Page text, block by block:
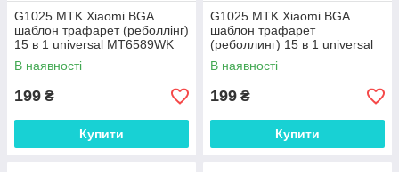
G1025 MTK Xiaomi BGA
шаблон трафарет (реболлінг)
15 в 1 universal MT6589WK
MT6517A MT6577A (PRC)
PM8921 MT632
В наявності
199 ₴
Купити
G1025 MTK Xiaomi BGA
шаблон трафарет
(реболлинг) 15 в 1 universal
MT6589WK MT6517A
MT6577A (PRC) PM8921
В наявності
199 ₴
Купити